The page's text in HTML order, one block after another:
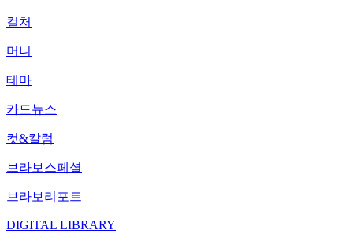
컬처
머니
테마
카드뉴스
컷&칼럼
브라보스페셜
브라보리포트
DIGITAL LIBRARY